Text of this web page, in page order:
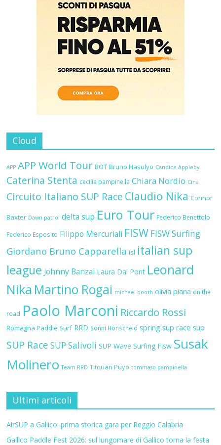
Cloud
APP APP World Tour BOT Bruno Hasulyo Candice Appleby
Caterina Stenta cecilia pampinella Chiara Nordio Cina
Circuito Italiano SUP Race Claudio Nika Connor
Baxter Dawn patrol delta sup Euro Tour Federico Benettolo
Federico Esposito Filippo Mercuriali FISW FISW Surfing
Giordano Bruno Capparella isl italian sup
league Johnny Banzai Laura Dal Pont Leonard
Nika Martino Rogai michael booth olivia piana on the
road Paolo Marconi Riccardo Rossi
Romagna Paddle Surf RRD Sonni Hönscheid spring sup race sup
SUP Race SUP Salivoli SUP Wave Surfing Fisw Susak
Molinero Team RRD Titouan Puyo tommaso pampinella
Ultimi articoli
AirSUP a Gallico: prima storica gara per Reggio Calabria
Gallico Paddle Fest 2026: sul lungomare di Gallico torna la festa